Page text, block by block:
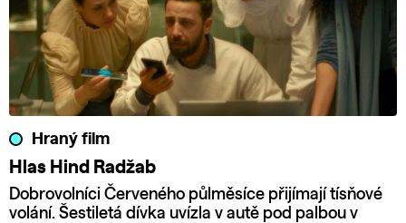
Hraný film
Hlas Hind Radžab
Dobrovolníci Červeného půlměsíce přijímají tísňové
volání. Šestiletá dívka uvízla v autě pod palbou v